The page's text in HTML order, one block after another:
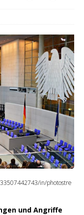
in/photostre
und Angriffe